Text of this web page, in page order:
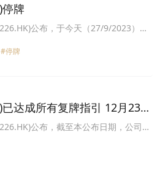
牌
公布，于今天（27/9/2023）上
#停牌
达成所有复牌指引 12月23日
公布，截至本公布日期，公司已